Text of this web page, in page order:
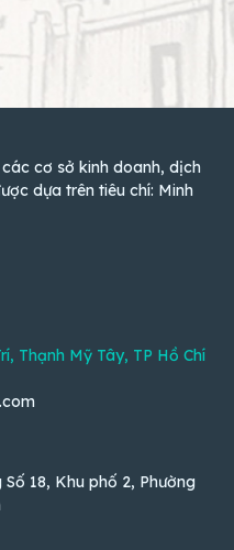
cơ sở kinh doanh, dịch
dựa trên tiêu chí: Minh
Thạnh Mỹ Tây, TP Hồ Chí
18, Khu phố 2, Phường